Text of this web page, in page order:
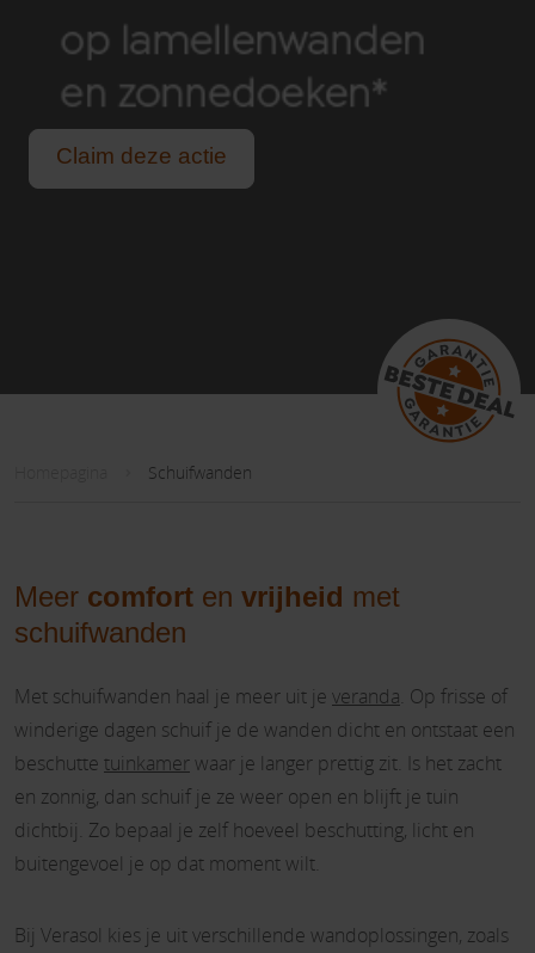
Claim deze actie
Schuifwanden
Meer comfort en vrijheid met
schuifwanden
Met schuifwanden haal je meer uit je veranda . Op frisse of
winderige dagen schuif je de wanden dicht en ontstaat een
beschutte tuinkamerwaar je langer prettig zit. Is het zacht
en zonnig, dan schuif je ze weer open en blijft je tuin
dichtbij. Zo bepaal je zelf hoeveel beschutting, licht en
buitengevoel je op dat moment wilt.
Bij Verasol kies je uit verschillende wandoplossingen, zoals